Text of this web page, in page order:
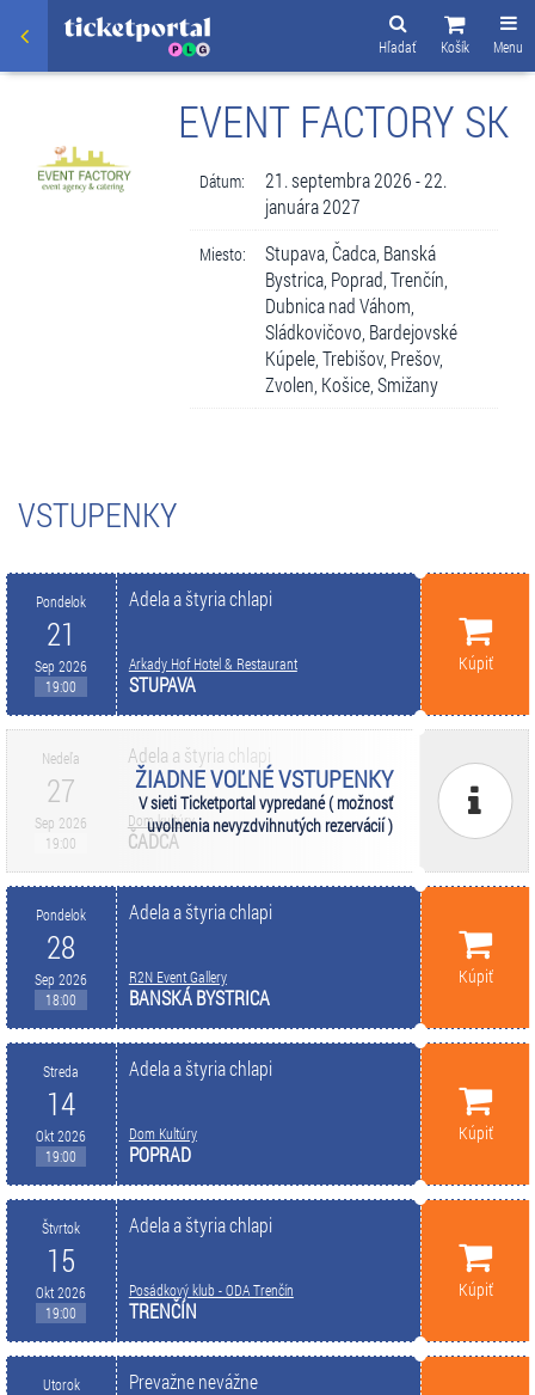
Menu
Košík
Hľadať
EVENT FACTORY SK
Dátum:
21. septembra 2026 - 22.
januára 2027
Miesto:
Stupava, Čadca, Banská
Bystrica, Poprad, Trenčín,
Dubnica nad Váhom,
Sládkovičovo, Bardejovské
Kúpele, Trebišov, Prešov,
Zvolen, Košice, Smižany
VSTUPENKY
Pondelok
21
Sep 2026
19:00
Adela a štyria chlapi
Arkady Hof Hotel & Restaurant
STUPAVA
Kúpiť
Nedeľa
27
Sep 2026
19:00
ŽIADNE VOĽNÉ VSTUPENKY
V sieti Ticketportal vypredané ( možnosť
uvolnenia nevyzdvihnutých rezervácií )
Adela a štyria chlapi
Dom kultúry
ČADCA
Pondelok
28
Sep 2026
18:00
Adela a štyria chlapi
R2N Event Gallery
BANSKÁ BYSTRICA
Kúpiť
Streda
14
Okt 2026
19:00
Adela a štyria chlapi
Dom Kultúry
POPRAD
Kúpiť
Štvrtok
15
Okt 2026
19:00
Adela a štyria chlapi
Posádkový klub - ODA Trenčín
TRENČÍN
Kúpiť
Utorok Prevažne nevážne